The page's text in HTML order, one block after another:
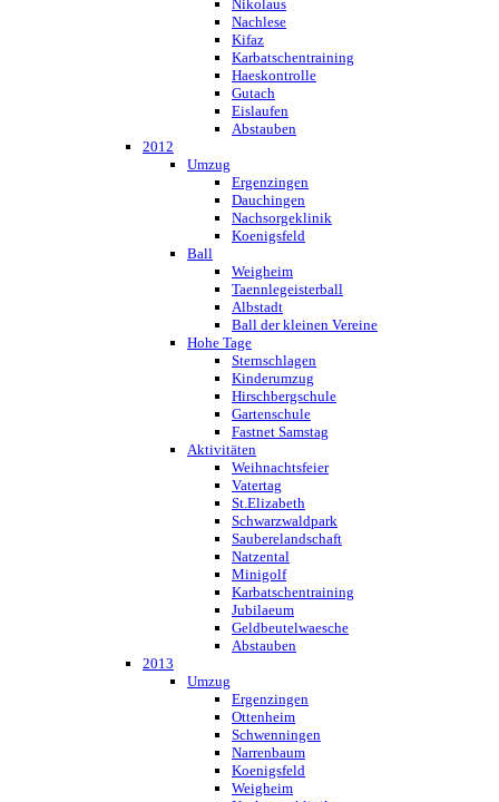
Nikolaus
Nachlese
Kifaz
Karbatschentraining
Haeskontrolle
Gutach
Eislaufen
Abstauben
2012
Umzug
Ergenzingen
Dauchingen
Nachsorgeklinik
Koenigsfeld
Ball
Weigheim
Taennlegeisterball
Albstadt
Ball der kleinen Vereine
Hohe Tage
Sternschlagen
Kinderumzug
Hirschbergschule
Gartenschule
Fastnet Samstag
Aktivitäten
Weihnachtsfeier
Vatertag
St.Elizabeth
Schwarzwaldpark
Sauberelandschaft
Natzental
Minigolf
Karbatschentraining
Jubilaeum
Geldbeutelwaesche
Abstauben
2013
Umzug
Ergenzingen
Ottenheim
Schwenningen
Narrenbaum
Koenigsfeld
Weigheim